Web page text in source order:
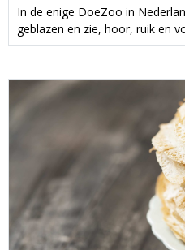
In de enige DoeZoo in
geblazen en zie, hoor, ruik en